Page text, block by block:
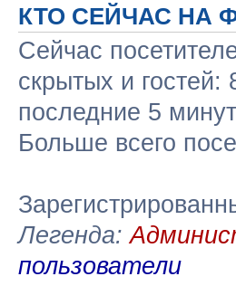
КТО СЕЙЧАС НА
Сейчас
скрытых и гостей:
последние 5
Больше всего
Легенда:
пользователи